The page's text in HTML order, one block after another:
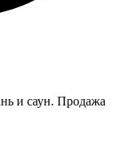
и саун. Продажа